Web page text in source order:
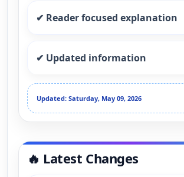
✔ Reader focused explanation
✔ Updated information
Updated: Saturday, May 09, 2026
🔥 Latest Changes